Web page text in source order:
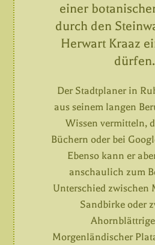
einer
durch den
Herwart Kraaz
dürfen.
Der Stadtplaner in
aus seinem langen
Wissen vermitteln,
Büchern oder bei
Ebenso kann er
anschaulich zum
Unterschied zwischen
Sandbirke oder
Morgenländischer